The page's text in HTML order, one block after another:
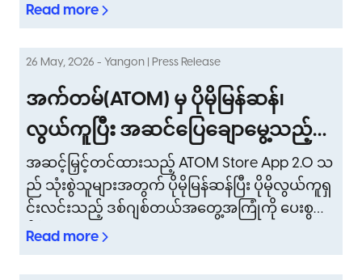
ဉ်ဆက်မပြတ် ပံ့ပိုး ဖော်ဆောင် ပေးလျက်ရှိ။
Read more
26 May, 2026 - Yangon | Press Release
အက်တမ်(ATOM) မှ ပိုမိုမြန်ဆန်၊
လွယ်ကူပြီး အဆင်ပြေချောမွေ့သည့်
သုံးစွဲမှုအတွေ့အကြုံများ ပေးစွမ်းနိုင်
ရန် ATOM Store App 2.0 ကို မိတ်
ဆက်
အဆင့်မြှင့်တင်ထားသည့် ATOM Store App 2.0 သ
ည် သုံးစွဲသူများအတွက် ပိုမိုမြန်ဆန်ပြီး ပိုမိုလွယ်ကူရှ
င်းလင်းသည့် ဒစ်ဂျစ်တယ်အတွေ့အကြုံကို ပေးစွမ်း
နိုင်။
Read more